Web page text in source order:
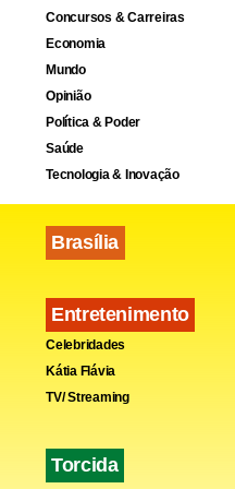
Concursos & Carreiras
Economia
Mundo
Opinião
Política & Poder
Saúde
Tecnologia & Inovação
Brasília
Entretenimento
Celebridades
Kátia Flávia
TV/ Streaming
Torcida